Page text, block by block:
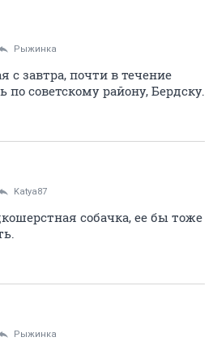
Рыжинка
с завтра, почти в течение
по советскому району, Бердску.
Katya87
собачка, ее бы тоже
Рыжинка